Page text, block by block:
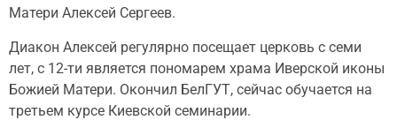
Матери Алексей Сергеев.
Диакон Алексей регулярно посещает церковь с семи
лет, с 12-ти является пономарем храма Иверской иконы
Божией Матери. Окончил БелГУТ, сейчас обучается на
третьем курсе Киевской семинарии.